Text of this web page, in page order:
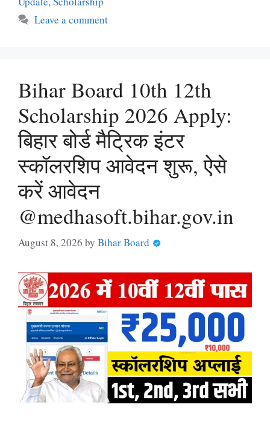
Leave a comment
Bihar Board 10th 12th
Scholarship 2026 Apply:
बिहार बोर्ड मैट्रिक इंटर
स्कॉलरशिप आवेदन शुरू, ऐसे
करें आवेदन
@medhasoft.bihar.gov.in
August 8, 2026 by Bihar Board